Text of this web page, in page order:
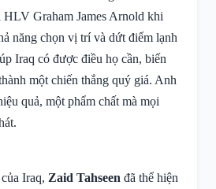
HLV Graham James Arnold khi
năng chọn vị trí và dứt điểm lạnh
Iraq có được điều họ cần, biến
một chiến thắng quý giá. Anh
quả, một phẩm chất mà mọi
Iraq, Zaid Tahseen đã thể hiện